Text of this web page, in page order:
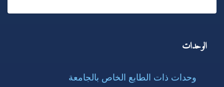
الوحدات
وحدات ذات الطابع الخاص بالجامعة